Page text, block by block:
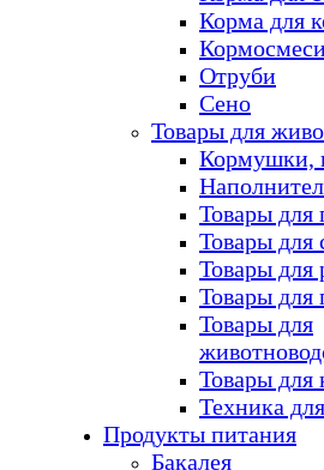
Корма для
Отруби
Сено
Товары для
Кормушки,
Товары для
Товары для
Товары для
Товары для
Товары для
Товары для
Техника
Продукты питания
Бакалея